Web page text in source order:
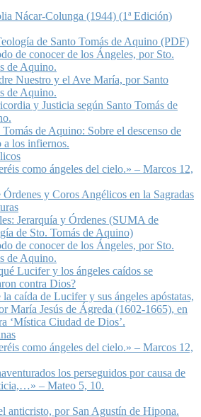
Nácar-Colunga (1944) (1ª Edición)
de Santo Tomás de Aquino (PDF)
de conocer de los Ángeles, por Sto.
de Aquino.
Nuestro y el Ave María, por Santo
de Aquino.
y Justicia según Santo Tomás de
Tomás de Aquino: Sobre el descenso de
a los infiernos.
como ángeles del cielo.» – Marcos 12,
Órdenes y Coros Angélicos en la Sagradas
Jerarquía y Órdenes (SUMA de
de Sto. Tomás de Aquino)
de conocer de los Ángeles, por Sto.
de Aquino.
Lucifer y los ángeles caídos se
contra Dios?
la caída de Lucifer y sus ángeles apóstatas,
María Jesús de Ágreda (1602-1665), en
‘Mística Ciudad de Dios’.
como ángeles del cielo.» – Marcos 12,
los perseguidos por causa de
– Mateo 5, 10.
anticristo, por San Agustín de Hipona.